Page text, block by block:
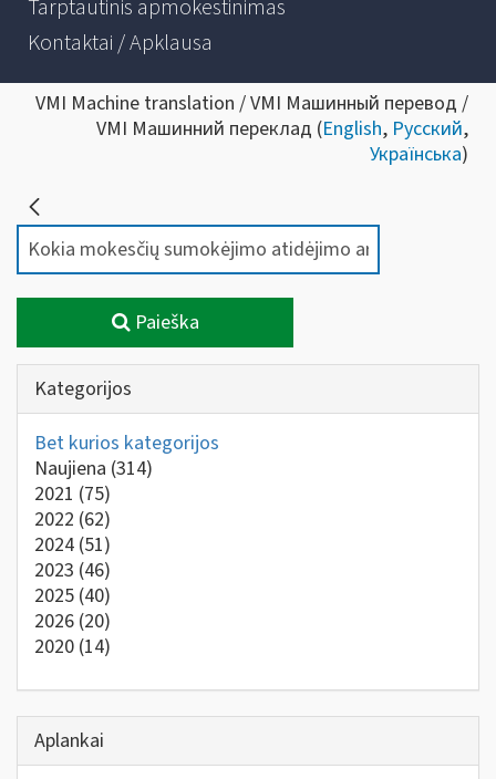
Tarptautinis apmokestinimas
Kontaktai / Apklausa
VMI Machine translation / VMI Машинный перевод /
VMI Машинний переклад (English, Русский,
Українська)
Paieška
Kategorijos
Bet kurios kategorijos
Naujiena (314)
2021 (75)
2022 (62)
2024 (51)
2023 (46)
2025 (40)
2026 (20)
2020 (14)
Aplankai